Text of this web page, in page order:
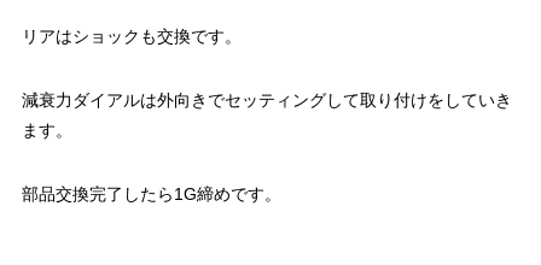
リアはショックも交換です。
減衰力ダイアルは外向きでセッティングして取り付けをしていき
ます。
部品交換完了したら1G締めです。